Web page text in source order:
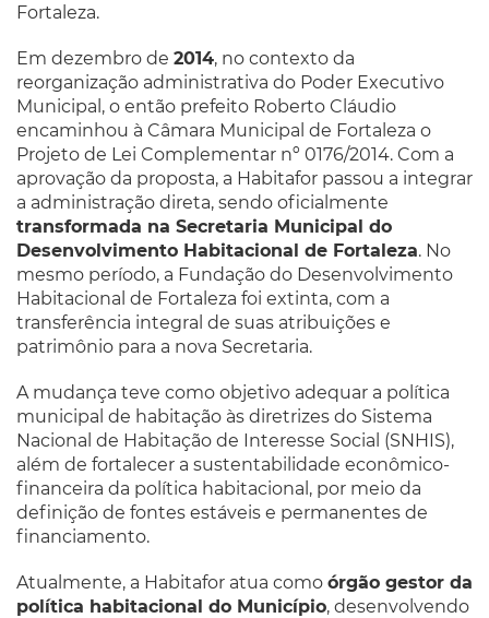
Fortaleza.
Em dezembro de 2014, no contexto da
reorganização administrativa do Poder Executivo
Municipal, o então prefeito Roberto Cláudio
encaminhou à Câmara Municipal de Fortaleza o
Projeto de Lei Complementar nº 0176/2014. Com a
aprovação da proposta, a Habitafor passou a integrar
a administração direta, sendo oficialmente
transformada na Secretaria Municipal do
Desenvolvimento Habitacional de Fortaleza. No
mesmo período, a Fundação do Desenvolvimento
Habitacional de Fortaleza foi extinta, com a
transferência integral de suas atribuições e
patrimônio para a nova Secretaria.
A mudança teve como objetivo adequar a política
municipal de habitação às diretrizes do Sistema
Nacional de Habitação de Interesse Social (SNHIS),
além de fortalecer a sustentabilidade econômico-
financeira da política habitacional, por meio da
definição de fontes estáveis e permanentes de
financiamento.
Atualmente, a Habitafor atua como órgão gestor da
política habitacional do Município, desenvolvendo